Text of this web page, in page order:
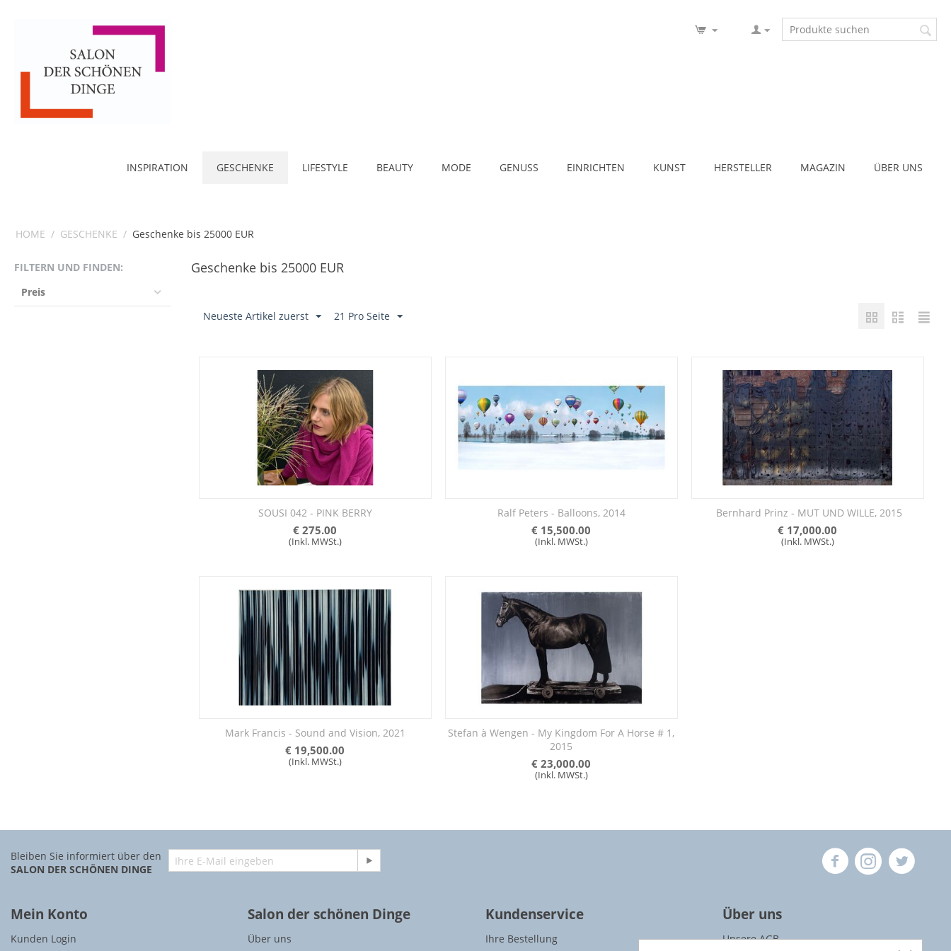
INSPIRATION GESCHENKE LIFESTYLE BEAUTY MODE GENUSS EINRICHTEN KUNST HERSTELLER MAGAZIN ÜBER UNS
HOME / GESCHENKE / Geschenke bis 25000 EUR
FILTERN UND FINDEN:
Preis
Geschenke bis 25000 EUR
Neueste Artikel zuerst 21 Pro Seite
SOUSI 042 - PINK BERRY
€275.00
(Inkl. MWSt.)
Ralf Peters - Balloons, 2014
€ 15,500.00
(Inkl. MWSt.)
​ Bernhard Prinz - MUT UND WILLE, 2015
€ 17,000.00
(Inkl. MWSt.)
Mark Francis - Sound and Vision, 2021
€ 19,500.00
(Inkl. MWSt.)
Stefan à Wengen - My Kingdom For A Horse # 1,
2015
€23,000.00
(Inkl. MWSt.)
Bleiben Sie informiert über den
SALON DER SCHÖNEN DINGE
Mein Konto
Kunden Login
Salon der schönen Dinge
Über uns
Kundenservice
Ihre Bestellung
Über uns
Unsere AGB